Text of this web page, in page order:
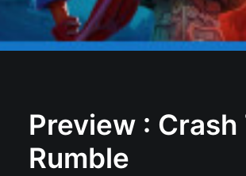
Preview : Crash
Rumble